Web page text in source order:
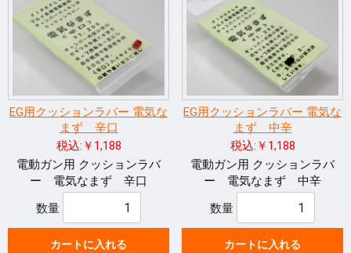
EG用クッションラバー 電気な
まず 辛口
税込:￥1,188
電動ガン用 クッションラバ
ー 電気なまず 辛口
数量
カートに入れる
EG用クッションラバー 電気な
まず 中辛
税込:￥1,188
電動ガン用 クッションラバ
ー 電気なまず 中辛
数量
カートに入れる